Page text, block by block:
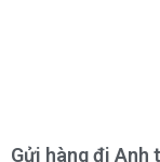
Gửi hàng đi Anh